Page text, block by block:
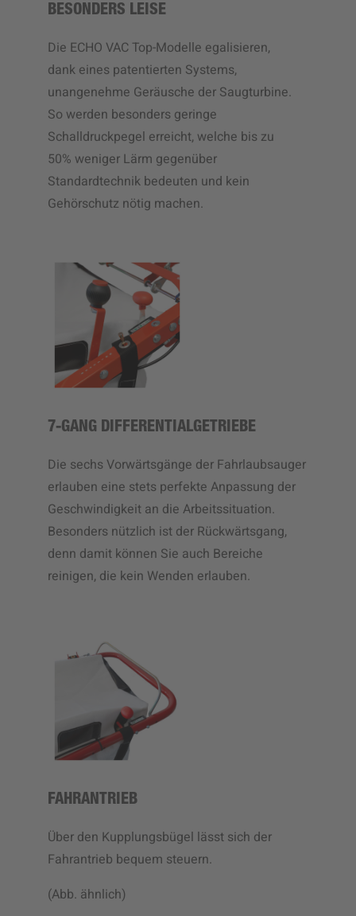
BESONDERS LEISE
Die ECHO VAC Top-Modelle egalisieren,
dank eines patentierten Systems,
unangenehme Geräusche der Saugturbine.
So werden besonders geringe
Schalldruckpegel erreicht, welche bis zu
50% weniger Lärm gegenüber
Standardtechnik bedeuten und kein
Gehörschutz nötig machen.
7-GANG DIFFERENTIALGETRIEBE
Die sechs Vorwärtsgänge der Fahrlaubsauger
erlauben eine stets perfekte Anpassung der
Geschwindigkeit an die Arbeitssituation.
Besonders nützlich ist der Rückwärtsgang,
denn damit können Sie auch Bereiche
reinigen, die kein Wenden erlauben.
FAHRANTRIEB
Über den Kupplungsbügel lässt sich der
Fahrantrieb bequem steuern.
(Abb. ähnlich)